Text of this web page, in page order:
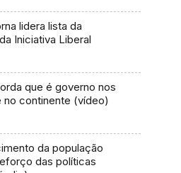
lidera lista da
Iniciativa Liberal
que é governo nos
no continente (vídeo)
da população
das políticas